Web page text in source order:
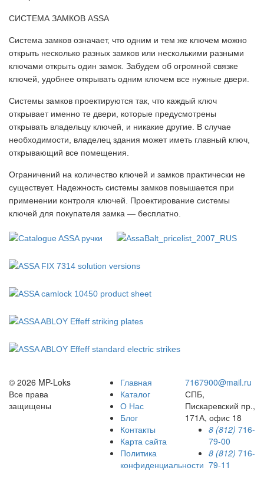
СИСТЕМА ЗАМКОВ ASSA
Система замков означает, что одним и тем же ключем можно
открыть несколько разных замков или несколькими разными
ключами открыть один замок. Забудем об огромной связке
ключей, удобнее открывать одним ключем все нужные двери.
Системы замков проектируются так, что каждый ключ
открывает именно те двери, которые предусмотрены
открывать владельцу ключей, и никакие другие. В случае
необходимости, владелец здания может иметь главный ключ,
открывающий все помещения.
Ограничений на количество ключей и замков практически не
существует. Надежность системы замков повышается при
применении контроля ключей. Проектирование системы
ключей для покупателя замка — бесплатно.
© 2026 MP-Loks
Все права
защищены
Главная
Каталог
О Нас
Блог
Контакты
Карта сайта
Политика
конфиденциальности
7167900@mail.ru
СПБ,
Пискаревский пр.,
171А, офис 18
8 (812) 716-
79-00
8 (812) 716-
79-11